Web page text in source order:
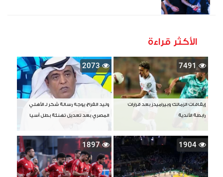
الأكثر قراءة
7491
إيقافات الزمالك وبيراميدز بعد قرارات
رابطة الأندية
2073
وليد الفراج يوجه رسالة شكر لـ الأهلي
المصري بعد تعديل تهنئة بطل آسيا
1904
1897